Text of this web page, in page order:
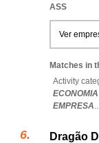
ASS
Ver
Matches in
Activity
EMPRESA
Dragão